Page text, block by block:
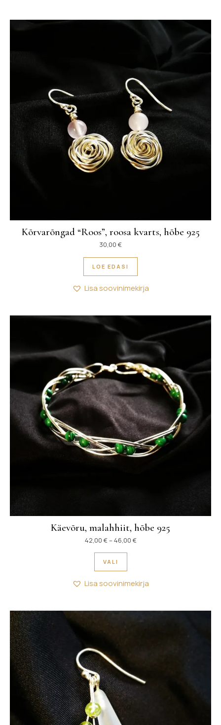
Kõrvarõngad “Roos”, roosa kvarts, hõbe 925
30,00 €
LOE EDASI
Lisa soovinimekirja
Käevõru, malahhiit, hõbe 925
42,00 €–46,00 €Hinnavahemik: 42,00 €
VALI
Sellel tootel on mitu
Lisa soovinimekirja